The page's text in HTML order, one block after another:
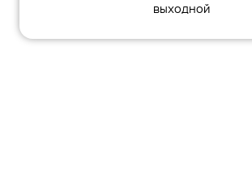
выходной